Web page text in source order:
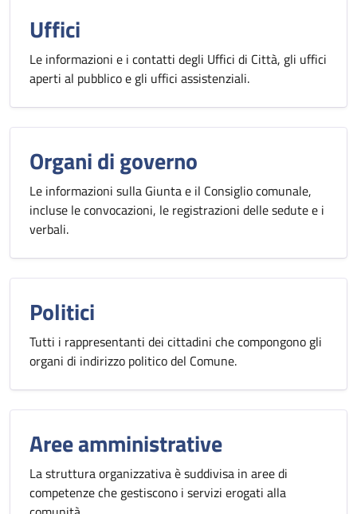
Uffici
Le informazioni e i contatti degli Uffici di Città, gli uffici
aperti al pubblico e gli uffici assistenziali.
Organi di governo
Le informazioni sulla Giunta e il Consiglio comunale,
incluse le convocazioni, le registrazioni delle sedute e i
verbali.
Politici
Tutti i rappresentanti dei cittadini che compongono gli
organi di indirizzo politico del Comune.
Aree amministrative
La struttura organizzativa è suddivisa in aree di
competenze che gestiscono i servizi erogati alla